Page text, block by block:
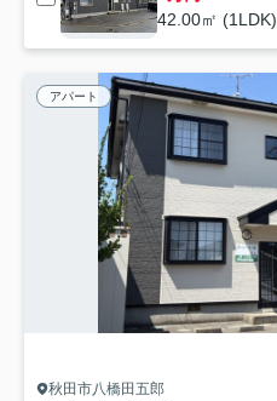
42.00㎡ (1LDK)
アパート
秋田市八橋田五郎